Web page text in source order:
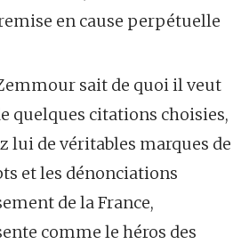
en cause perpétuelle
sait de quoi il veut
quelques citations choisies,
lui de véritables marques de
et les dénonciations
de la France,
comme le héros des